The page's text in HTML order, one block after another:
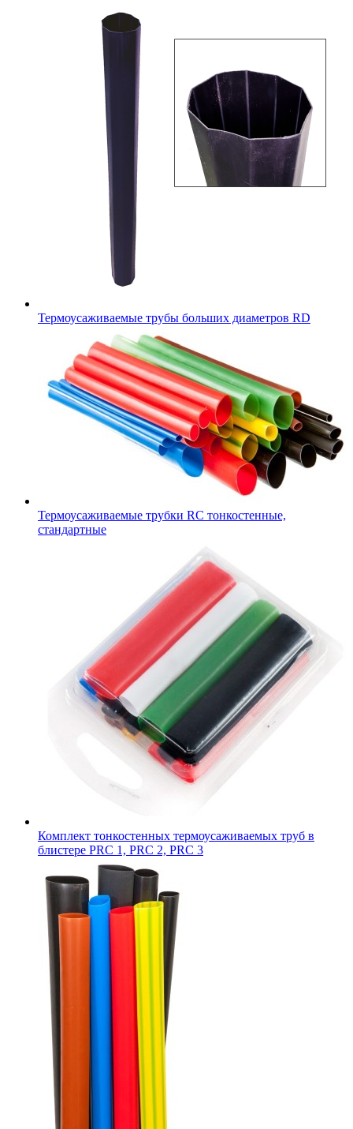
Термоусаживаемые трубы больших диаметров RD
Термоусаживаемые трубки RC тонкостенные,
стандартные
Комплект тонкостенных термоусаживаемых труб в
блистере PRC 1, PRC 2, PRC 3